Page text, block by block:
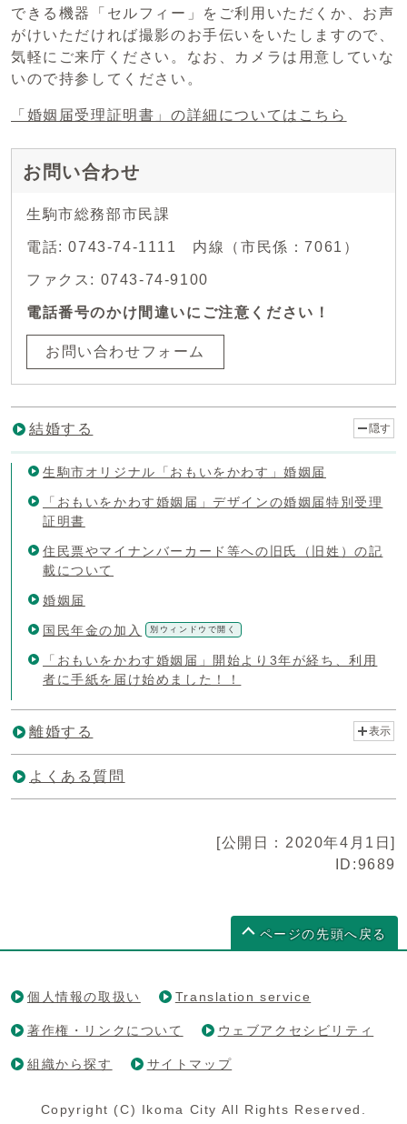
できる機器「セルフィー」をご利用いただくか、お声
がけいただければ撮影のお手伝いをいたしますので、
気軽にご来庁ください。なお、カメラは用意していな
いので持参してください。
「婚姻届受理証明書」の詳細についてはこちら
お問い合わせ
生駒市総務部市民課
電話: 0743-74-1111 内線（市民係：7061）
ファクス: 0743-74-9100
電話番号のかけ間違いにご注意ください！
お問い合わせフォーム
結婚する 隠す
生駒市オリジナル「おもいをかわす」婚姻届
「おもいをかわす婚姻届」デザインの婚姻届特別受理
証明書
住民票やマイナンバーカード等への旧氏（旧姓）の記
載について
婚姻届
国民年金の加入 別ウィンドウで開く
「おもいをかわす婚姻届」開始より3年が経ち、利用
者に手紙を届け始めました！！
離婚する 表示
よくある質問
[公開日：2020年4月1日]
ID:9689
ページの先頭へ戻る
個人情報の取扱い Translation service
著作権・リンクについて ウェブアクセシビリティ
組織から探す サイトマップ
Copyright (C) Ikoma City All Rights Reserved.